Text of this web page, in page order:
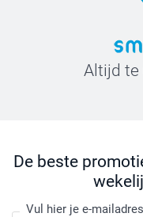
Altijd te
De beste
Vul hier je e-